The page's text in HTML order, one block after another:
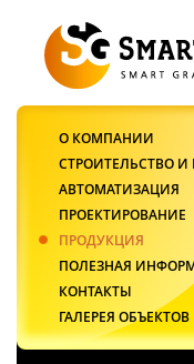
О КОМПАНИИ
СТРОИТЕЛЬСТВО
АВТОМАТИЗАЦИЯ
ПРОЕКТИРОВАНИЕ
ПРОДУКЦИЯ
ПОЛЕЗНАЯ
КОНТАКТЫ
ГАЛЕРЕЯ ОБЪЕКТОВ